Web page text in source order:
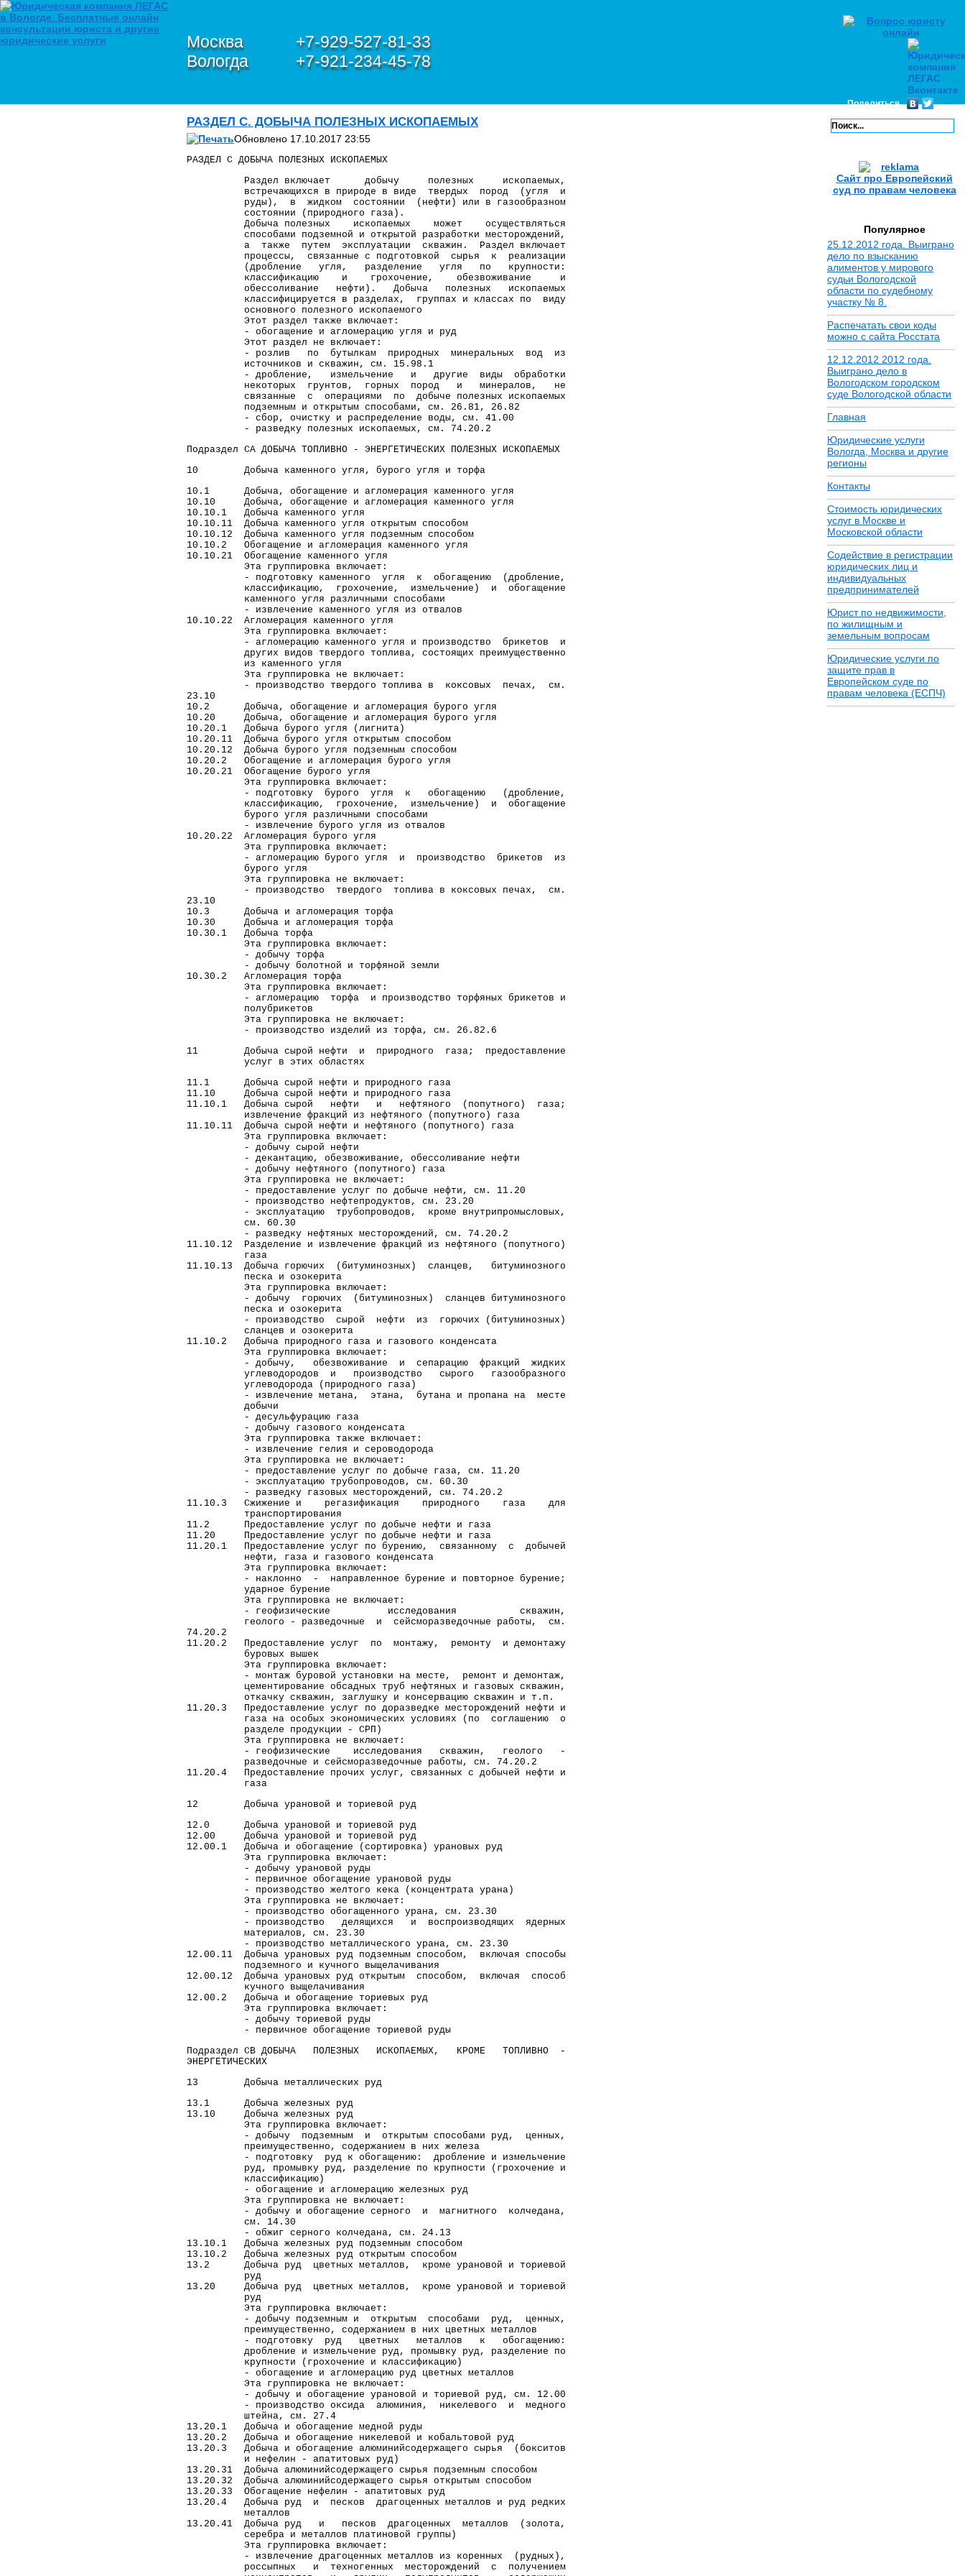
Москва
+7-929-527-81-33
Вологда
+7-921-234-45-78
Поделиться
РАЗДЕЛ C. ДОБЫЧА ПОЛЕЗНЫХ ИСКОПАЕМЫХ
Обновлено 17.10.2017 23:55
РАЗДЕЛ C ДОБЫЧА ПОЛЕЗНЫХ ИСКОПАЕМЫХ
Раздел включает добычу полезных ископаемых,
встречающихся в природе в виде твердых пород (угля и
руды), в жидком состоянии (нефти) или в газообразном
состоянии (природного газа).
Добыча полезных ископаемых может осуществляться
способами подземной и открытой разработки месторождений,
а также путем эксплуатации скважин. Раздел включает
процессы, связанные с подготовкой сырья к реализации
(дробление угля, разделение угля по крупности:
классификацию и грохочение, обезвоживание и
обессоливание нефти). Добыча полезных ископаемых
классифицируется в разделах, группах и классах по виду
основного полезного ископаемого
Этот раздел также включает:
- обогащение и агломерацию угля и руд
Этот раздел не включает:
- розлив по бутылкам природных минеральных вод из
источников и скважин, см. 15.98.1
- дробление, измельчение и другие виды обработки
некоторых грунтов, горных пород и минералов, не
связанные с операциями по добыче полезных ископаемых
подземным и открытым способами, см. 26.81, 26.82
- сбор, очистку и распределение воды, см. 41.00
- разведку полезных ископаемых, см. 74.20.2
Подраздел CA ДОБЫЧА ТОПЛИВНО - ЭНЕРГЕТИЧЕСКИХ ПОЛЕЗНЫХ ИСКОПАЕМЫХ
10 Добыча каменного угля, бурого угля и торфа
10.1 Добыча, обогащение и агломерация каменного угля
10.10 Добыча, обогащение и агломерация каменного угля
10.10.1 Добыча каменного угля
10.10.11 Добыча каменного угля открытым способом
10.10.12 Добыча каменного угля подземным способом
10.10.2 Обогащение и агломерация каменного угля
10.10.21 Обогащение каменного угля
Эта группировка включает:
- подготовку каменного угля к обогащению (дробление,
классификацию, грохочение, измельчение) и обогащение
каменного угля различными способами
- извлечение каменного угля из отвалов
10.10.22 Агломерация каменного угля
Эта группировка включает:
- агломерацию каменного угля и производство брикетов и
других видов твердого топлива, состоящих преимущественно
из каменного угля
Эта группировка не включает:
- производство твердого топлива в коксовых печах, см.
23.10
10.2 Добыча, обогащение и агломерация бурого угля
10.20 Добыча, обогащение и агломерация бурого угля
10.20.1 Добыча бурого угля (лигнита)
10.20.11 Добыча бурого угля открытым способом
10.20.12 Добыча бурого угля подземным способом
10.20.2 Обогащение и агломерация бурого угля
10.20.21 Обогащение бурого угля
Эта группировка включает:
- подготовку бурого угля к обогащению (дробление,
классификацию, грохочение, измельчение) и обогащение
бурого угля различными способами
- извлечение бурого угля из отвалов
10.20.22 Агломерация бурого угля
Эта группировка включает:
- агломерацию бурого угля и производство брикетов из
бурого угля
Эта группировка не включает:
- производство твердого топлива в коксовых печах, см.
23.10
10.3 Добыча и агломерация торфа
10.30 Добыча и агломерация торфа
10.30.1 Добыча торфа
Эта группировка включает:
- добычу торфа
- добычу болотной и торфяной земли
10.30.2 Агломерация торфа
Эта группировка включает:
- агломерацию торфа и производство торфяных брикетов и
полубрикетов
Эта группировка не включает:
- производство изделий из торфа, см. 26.82.6
11 Добыча сырой нефти и природного газа; предоставление
услуг в этих областях
11.1 Добыча сырой нефти и природного газа
11.10 Добыча сырой нефти и природного газа
11.10.1 Добыча сырой нефти и нефтяного (попутного) газа;
извлечение фракций из нефтяного (попутного) газа
11.10.11 Добыча сырой нефти и нефтяного (попутного) газа
Эта группировка включает:
- добычу сырой нефти
- декантацию, обезвоживание, обессоливание нефти
- добычу нефтяного (попутного) газа
Эта группировка не включает:
- предоставление услуг по добыче нефти, см. 11.20
- производство нефтепродуктов, см. 23.20
- эксплуатацию трубопроводов, кроме внутрипромысловых,
см. 60.30
- разведку нефтяных месторождений, см. 74.20.2
11.10.12 Разделение и извлечение фракций из нефтяного (попутного)
газа
11.10.13 Добыча горючих (битуминозных) сланцев, битуминозного
песка и озокерита
Эта группировка включает:
- добычу горючих (битуминозных) сланцев битуминозного
песка и озокерита
- производство сырой нефти из горючих (битуминозных)
сланцев и озокерита
11.10.2 Добыча природного газа и газового конденсата
Эта группировка включает:
- добычу, обезвоживание и сепарацию фракций жидких
углеводородов и производство сырого газообразного
углеводорода (природного газа)
- извлечение метана, этана, бутана и пропана на месте
добычи
- десульфурацию газа
- добычу газового конденсата
Эта группировка также включает:
- извлечение гелия и сероводорода
Эта группировка не включает:
- предоставление услуг по добыче газа, см. 11.20
- эксплуатацию трубопроводов, см. 60.30
- разведку газовых месторождений, см. 74.20.2
11.10.3 Сжижение и регазификация природного газа для
транспортирования
11.2 Предоставление услуг по добыче нефти и газа
11.20 Предоставление услуг по добыче нефти и газа
11.20.1 Предоставление услуг по бурению, связанному с добычей
нефти, газа и газового конденсата
Эта группировка включает:
- наклонно - направленное бурение и повторное бурение;
ударное бурение
Эта группировка не включает:
- геофизические исследования скважин,
геолого - разведочные и сейсморазведочные работы, см.
74.20.2
11.20.2 Предоставление услуг по монтажу, ремонту и демонтажу
буровых вышек
Эта группировка включает:
- монтаж буровой установки на месте, ремонт и демонтаж,
цементирование обсадных труб нефтяных и газовых скважин,
откачку скважин, заглушку и консервацию скважин и т.п.
11.20.3 Предоставление услуг по доразведке месторождений нефти и
газа на особых экономических условиях (по соглашению о
разделе продукции - СРП)
Эта группировка не включает:
- геофизические исследования скважин, геолого -
разведочные и сейсморазведочные работы, см. 74.20.2
11.20.4 Предоставление прочих услуг, связанных с добычей нефти и
газа
12 Добыча урановой и ториевой руд
12.0 Добыча урановой и ториевой руд
12.00 Добыча урановой и ториевой руд
12.00.1 Добыча и обогащение (сортировка) урановых руд
Эта группировка включает:
- добычу урановой руды
- первичное обогащение урановой руды
- производство желтого кека (концентрата урана)
Эта группировка не включает:
- производство обогащенного урана, см. 23.30
- производство делящихся и воспроизводящих ядерных
материалов, см. 23.30
- производство металлического урана, см. 23.30
12.00.11 Добыча урановых руд подземным способом, включая способы
подземного и кучного выщелачивания
12.00.12 Добыча урановых руд открытым способом, включая способ
кучного выщелачивания
12.00.2 Добыча и обогащение ториевых руд
Эта группировка включает:
- добычу ториевой руды
- первичное обогащение ториевой руды
Подраздел CB ДОБЫЧА ПОЛЕЗНЫХ ИСКОПАЕМЫХ, КРОМЕ ТОПЛИВНО -
ЭНЕРГЕТИЧЕСКИХ
13 Добыча металлических руд
13.1 Добыча железных руд
13.10 Добыча железных руд
Эта группировка включает:
- добычу подземным и открытым способами руд, ценных,
преимущественно, содержанием в них железа
- подготовку руд к обогащению: дробление и измельчение
руд, промывку руд, разделение по крупности (грохочение и
классификацию)
- обогащение и агломерацию железных руд
Эта группировка не включает:
- добычу и обогащение серного и магнитного колчедана,
см. 14.30
- обжиг серного колчедана, см. 24.13
13.10.1 Добыча железных руд подземным способом
13.10.2 Добыча железных руд открытым способом
13.2 Добыча руд цветных металлов, кроме урановой и ториевой
руд
13.20 Добыча руд цветных металлов, кроме урановой и ториевой
руд
Эта группировка включает:
- добычу подземным и открытым способами руд, ценных,
преимущественно, содержанием в них цветных металлов
- подготовку руд цветных металлов к обогащению:
дробление и измельчение руд, промывку руд, разделение по
крупности (грохочение и классификацию)
- обогащение и агломерацию руд цветных металлов
Эта группировка не включает:
- добычу и обогащение урановой и ториевой руд, см. 12.00
- производство оксида алюминия, никелевого и медного
штейна, см. 27.4
13.20.1 Добыча и обогащение медной руды
13.20.2 Добыча и обогащение никелевой и кобальтовой руд
13.20.3 Добыча и обогащение алюминийсодержащего сырья (бокситов
и нефелин - апатитовых руд)
13.20.31 Добыча алюминийсодержащего сырья подземным способом
13.20.32 Добыча алюминийсодержащего сырья открытым способом
13.20.33 Обогащение нефелин - апатитовых руд
13.20.4 Добыча руд и песков драгоценных металлов и руд редких
металлов
13.20.41 Добыча руд и песков драгоценных металлов (золота,
серебра и металлов платиновой группы)
Эта группировка включает:
- извлечение драгоценных металлов из коренных (рудных),
россыпных и техногенных месторождений с получением
Сайт про Европейский
суд по правам человека
Популярное
25.12.2012 года. Выиграно
дело по взысканию
алиментов у мирового
судьи Вологодской
области по судебному
участку № 8.
Распечатать свои коды
можно с сайта Росстата
12.12.2012 2012 года.
Выиграно дело в
Вологодском городском
суде Вологодской области
Главная
Юридические услуги
Вологда, Москва и другие
регионы
Контакты
Стоимость юридических
услуг в Москве и
Московской области
Содействие в регистрации
юридических лиц и
индивидуальных
предпринимателей
Юрист по недвижимости,
по жилищным и
земельным вопросам
Юридические услуги по
защите прав в
Европейском суде по
правам человека (ЕСПЧ)